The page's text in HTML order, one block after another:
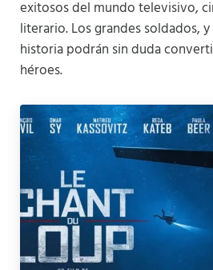
exitosos del mundo televisivo,
literario. Los grandes soldados,
historia podrán sin duda
héroes.